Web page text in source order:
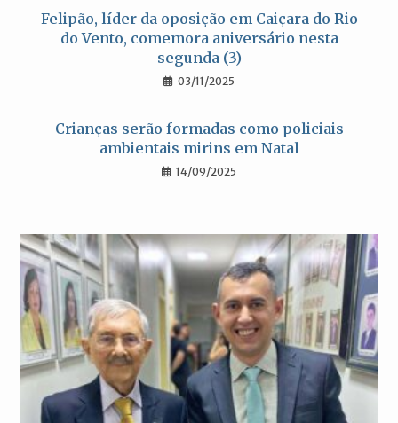
Felipão, líder da oposição em Caiçara do Rio
do Vento, comemora aniversário nesta
segunda (3)
03/11/2025
Crianças serão formadas como policiais
ambientais mirins em Natal
14/09/2025